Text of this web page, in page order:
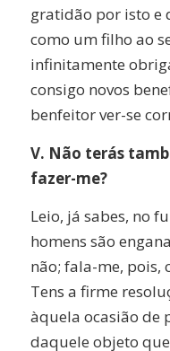
gratidão por isto e
como um filho ao
infinitamente
consigo novos
benfeitor ver-se
V. Não terás
fazer-me?
Leio, já sabes, no
homens são
não; fala-me, pois,
Tens a firme
àquela ocasião de
daquele objeto